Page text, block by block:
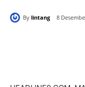
By lintang 8